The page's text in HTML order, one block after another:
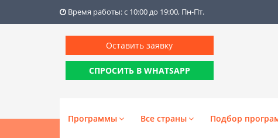
Время работы: с 10:00 до 19:00, Пн-Пт.
Оставить заявку
СПРОСИТЬ В WHATSAPP
Программы Все страны Подбор